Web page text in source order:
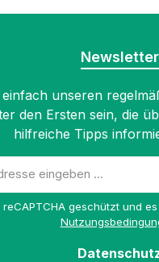
Newsletter
unseren
den Ersten sein, die
hilfreiche Tipps
geschützt und